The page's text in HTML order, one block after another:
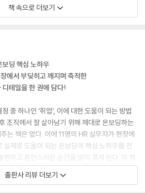
릇이지만 이것저것 가르쳐주겠다며 이리저리 불
익숙한 게 아니다 보니 상당한 시간이 소요된다.
받다 보면 코끼리 뒷다리 만지는 격이 될 수 있
확히 파악하지 못한 채 시키는 일을 하게 되는
는 내가 잡아야 한다.
이 망쳤다는 생각이 들더라도 너무 절망할 필요
effect)’를 기억하자. 보통 사람들은 첫
복되는 경험을 통해서 무의식적으로 그 사람에
따라서 시간이 가면서 축적된 여러 경험의 영향
초두 효과와 반대되는 현상인 ‘빈발 효과’의 영
좋지 않더라도 반복해서 제시되는 행동이나 태
가는 모습의 정보가 쌓이면 점차 좋은 인상으
책 속으로 더보기
딩 핵심 노하우
에서 부딪히고 깨지며 축적한
테일을 한 권에 담다!
중 하나인 ‘취업’, 이에 대한 도움이 되는 방법
조직에서 잘 살아남기 위해 제대로 온보딩하는
는 책은 없다. 이에 11명의 HR 실무자가 현장에
실제로 도움이 되는 온보딩의 핵심 노하우를 전
편하고 혼란스러운 순간을 많이 겪게 된다. 이 책
빠르게 적응하고 성공적으로 자리매김할 수 있
안내서이다.
출판사 리뷰 더보기